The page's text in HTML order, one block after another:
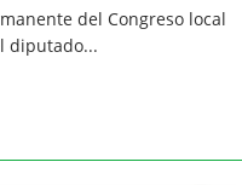
del Congreso local
diputado...